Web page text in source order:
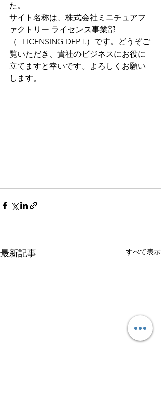
た。
サイト名称は、株式会社ミニチュアフ
ァクトリー ライセンス事業部
（=LICENSING DEPT.）です。どうぞご
覧いただき、貴社のビジネスにお役に
立てますと幸いです。よろしくお願い
します。
最新記事 すべて表示